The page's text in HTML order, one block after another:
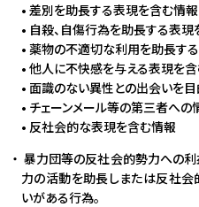
• 差別を助長する表現を含む情報
• 自殺、自傷行為を助長する表現
• 薬物の不適切な利用を助長す
• 他人に不快感を与える表現を
• 面識のない異性との出会いを
• チェーンメール等の第三者へ
• 反社会的な表現を含む情報
暴力団等の反社会的勢力への
力の活動を助長しまたは反社
いがある行為。